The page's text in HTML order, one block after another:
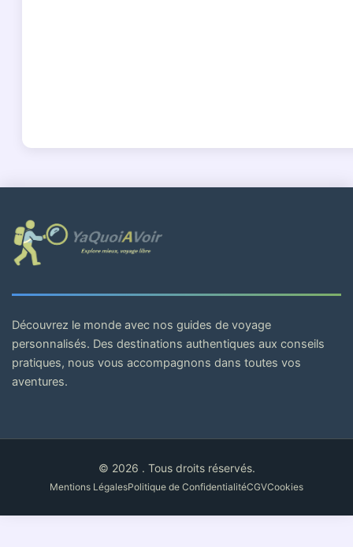
Découvrez le monde avec nos guides de voyage
personnalisés. Des destinations authentiques aux conseils
pratiques, nous vous accompagnons dans toutes vos
aventures.
© 2026 . Tous droits réservés.
Mentions LégalesPolitique de ConfidentialitéCGVCookies